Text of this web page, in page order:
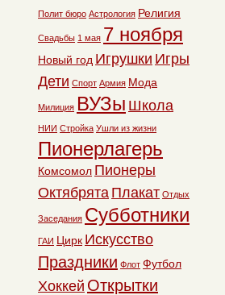
Полит бюро Астрология Религия
Свадьбы 1 мая 7 ноября
Новый год Игрушки Игры
Дети Спорт Армия Мода
Милиция ВУЗы Школа
НИИ Стройка Ушли из жизни
Пионерлагерь
Комсомол Пионеры
Октябрята Плакат Отдых
Заседания Субботники
ГАИ Цирк Искусство
Праздники Флот Футбол
Хоккей Открытки